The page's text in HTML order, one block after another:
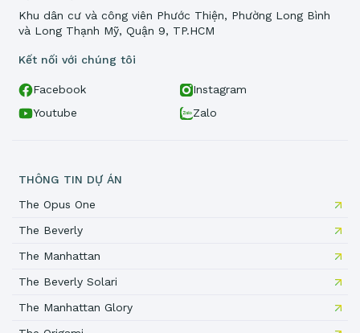
Khu dân cư và công viên Phước Thiện, Phường Long Bình
và Long Thạnh Mỹ, Quận 9, TP.HCM
Kết nối với chúng tôi
Facebook
Instagram
Youtube
Zalo
THÔNG TIN DỰ ÁN
The Opus One
The Beverly
The Manhattan
The Beverly Solari
The Manhattan Glory